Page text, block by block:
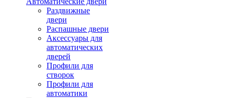
Раздвижные
двери
Распашные двери
Аксессуары для
автоматических
дверей
Профили для
створок
Профили для
автоматики